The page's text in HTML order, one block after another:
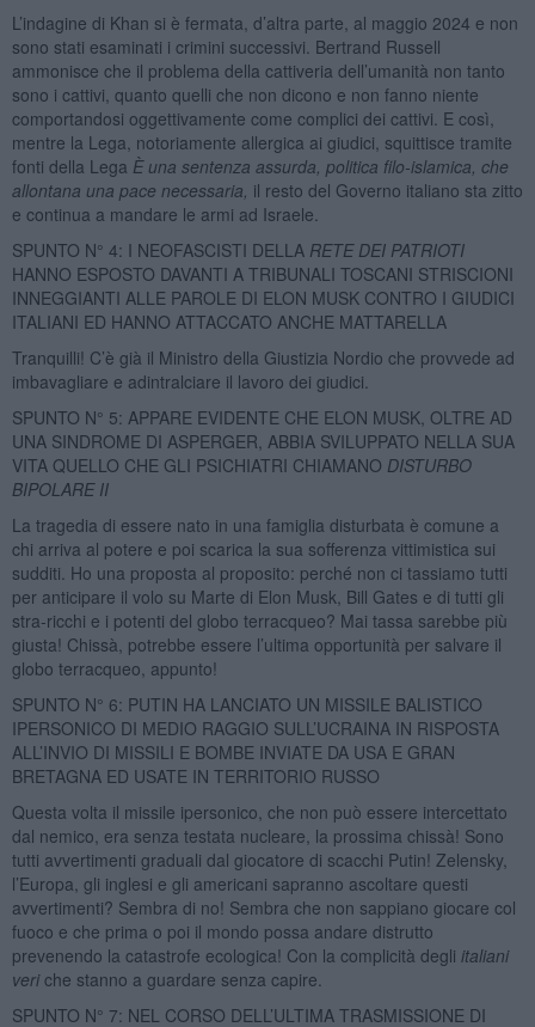
L’indagine di Khan si è fermata, d’altra parte, al maggio 2024 e non
sono stati esaminati i crimini successivi. Bertrand Russell
ammonisce che il problema della cattiveria dell’umanità non tanto
sono i cattivi, quanto quelli che non dicono e non fanno niente
comportandosi oggettivamente come complici dei cattivi. E così,
mentre la Lega, notoriamente allergica ai giudici, squittisce tramite
fonti della Lega È una sentenza assurda, politica filo-islamica, che
allontana una pace necessaria, il resto del Governo italiano sta zitto
e continua a mandare le armi ad Israele.
SPUNTO N° 4: I NEOFASCISTI DELLA RETE DEI PATRIOTI
HANNO ESPOSTO DAVANTI A TRIBUNALI TOSCANI STRISCIONI
INNEGGIANTI ALLE PAROLE DI ELON MUSK CONTRO I GIUDICI
ITALIANI ED HANNO ATTACCATO ANCHE MATTARELLA
Tranquilli! C’è già il Ministro della Giustizia Nordio che provvede ad
imbavagliare e adintralciare il lavoro dei giudici.
SPUNTO N° 5: APPARE EVIDENTE CHE ELON MUSK, OLTRE AD
UNA SINDROME DI ASPERGER, ABBIA SVILUPPATO NELLA SUA
VITA QUELLO CHE GLI PSICHIATRI CHIAMANO DISTURBO
BIPOLARE II
La tragedia di essere nato in una famiglia disturbata è comune a
chi arriva al potere e poi scarica la sua sofferenza vittimistica sui
sudditi. Ho una proposta al proposito: perché non ci tassiamo tutti
per anticipare il volo su Marte di Elon Musk, Bill Gates e di tutti gli
stra-ricchi e i potenti del globo terracqueo? Mai tassa sarebbe più
giusta! Chissà, potrebbe essere l’ultima opportunità per salvare il
globo terracqueo, appunto!
SPUNTO N° 6: PUTIN HA LANCIATO UN MISSILE BALISTICO
IPERSONICO DI MEDIO RAGGIO SULL’UCRAINA IN RISPOSTA
ALL’INVIO DI MISSILI E BOMBE INVIATE DA USA E GRAN
BRETAGNA ED USATE IN TERRITORIO RUSSO
Questa volta il missile ipersonico, che non può essere intercettato
dal nemico, era senza testata nucleare, la prossima chissà! Sono
tutti avvertimenti graduali dal giocatore di scacchi Putin! Zelensky,
l’Europa, gli inglesi e gli americani sapranno ascoltare questi
avvertimenti? Sembra di no! Sembra che non sappiano giocare col
fuoco e che prima o poi il mondo possa andare distrutto
prevenendo la catastrofe ecologica! Con la complicità degli italiani
veriche stanno a guardare senza capire.
SPUNTO N° 7: NEL CORSO DELL’ULTIMA TRASMISSIONE DI